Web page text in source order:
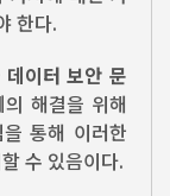
한다.
이터 보안 문
해결을 위해
통해 이러한
수 있음이다.